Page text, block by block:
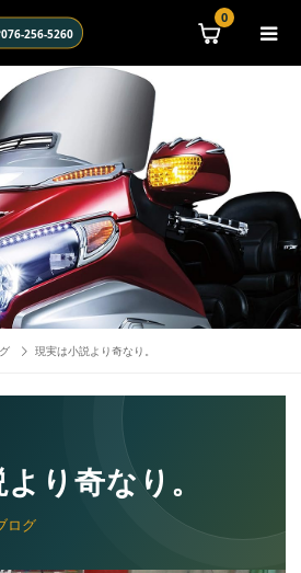
0
076-256-5260
現実は小説より奇なり。
り奇なり。
ログ